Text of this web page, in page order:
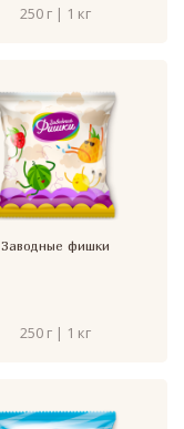
250 г | 1 кг
Заводные фишки
250 г | 1 кг